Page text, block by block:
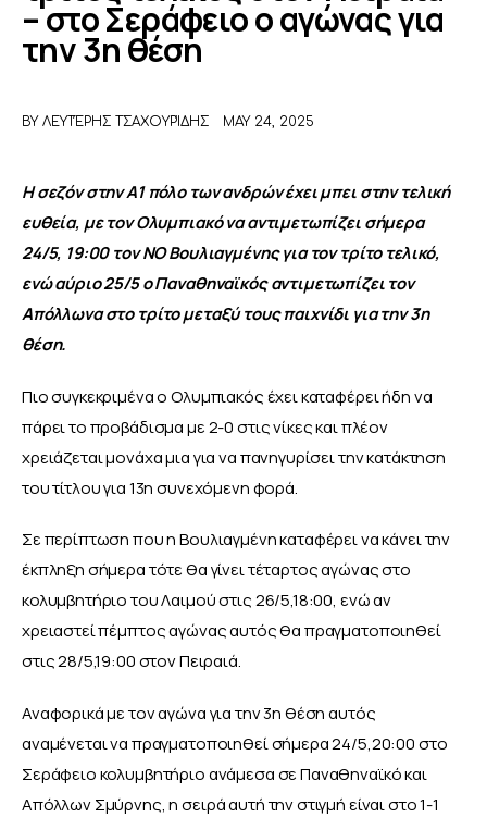
ΑΦΙΕΡΩΜΑΤΑ
– στο Σεράφειο ο αγώνας για
την 3η θέση
BY ΛΕΥΤΈΡΗΣ ΤΣΑΧΟΥΡΊΔΗΣ MAY 24, 2025
Η σεζόν στην Α1 πόλο των ανδρών έχει μπει στην τελική
ευθεία, με τον Ολυμπιακό να αντιμετωπίζει σήμερα
24/5, 19:00 τον ΝΟ Βουλιαγμένης για τον τρίτο τελικό,
ενώ αύριο 25/5 ο Παναθηναϊκός αντιμετωπίζει τον
Απόλλωνα στο τρίτο μεταξύ τους παιχνίδι για την 3η
θέση.
Πιο συγκεκριμένα ο Ολυμπιακός έχει καταφέρει ήδη να
πάρει το προβάδισμα με 2-0 στις νίκες και πλέον
χρειάζεται μονάχα μια για να πανηγυρίσει την κατάκτηση
του τίτλου για 13η συνεχόμενη φορά.
Σε περίπτωση που η Βουλιαγμένη καταφέρει να κάνει την
έκπληξη σήμερα τότε θα γίνει τέταρτος αγώνας στο
κολυμβητήριο του Λαιμού στις 26/5,18:00, ενώ αν
χρειαστεί πέμπτος αγώνας αυτός θα πραγματοποιηθεί
στις 28/5,19:00 στον Πειραιά.
Αναφορικά με τον αγώνα για την 3η θέση αυτός
αναμένεται να πραγματοποιηθεί σήμερα 24/5,20:00 στο
Σεράφειο κολυμβητήριο ανάμεσα σε Παναθηναϊκό και
Απόλλων Σμύρνης, η σειρά αυτή την στιγμή είναι στο 1-1